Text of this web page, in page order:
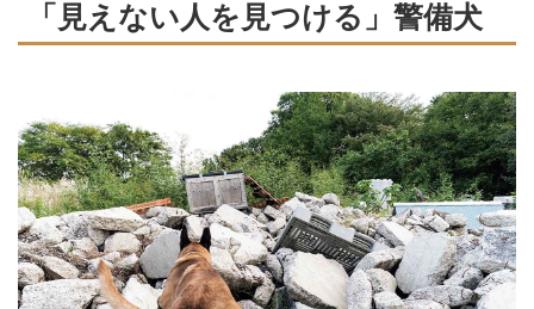
「見えない人を見つける」警備犬